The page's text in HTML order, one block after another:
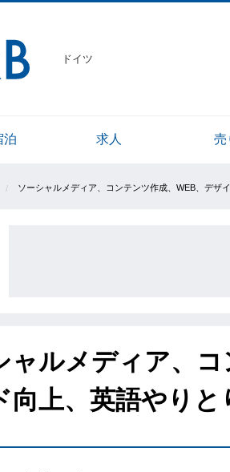
ドイツ
泊 求人 売
ソーシャルメディア、コンテンツ作成、WEB、デザ
ャルメディア、
向上、英語やりと